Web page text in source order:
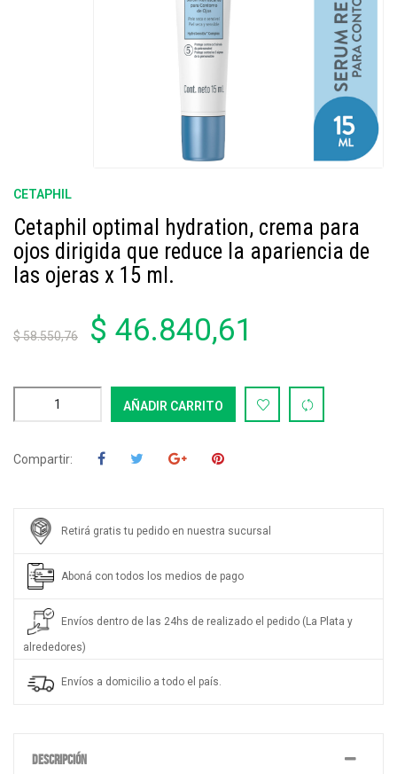
CETAPHIL
Cetaphil optimal hydration, crema para
ojos dirigida que reduce la apariencia de
las ojeras x 15 ml.
$ 58.550,76 $ 46.840,61
AÑADIR CARRITO
Compartir:
Retirá gratis tu pedido en nuestra sucursal
Aboná con todos los medios de pago
Envíos dentro de las 24hs de realizado el pedido (La Plata y
alrededores)
Envíos a domicilio a todo el país.
DESCRIPCIÓN